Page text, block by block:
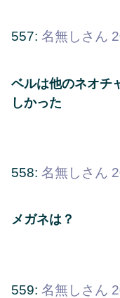
557: 名無しさん
ベルは他のネオチ
しかった
558: 名無しさん
メガネは？
559: 名無しさん